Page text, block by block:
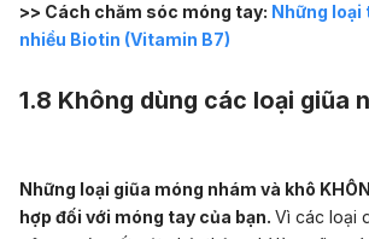
>> Cách chăm sóc móng tay: Những loại
nhiều Biotin (Vitamin B7)
1.8 Không dùng các loại giũa
Những loại giũa móng nhám và khô
hợp đối với móng tay của bạn. Vì các loại